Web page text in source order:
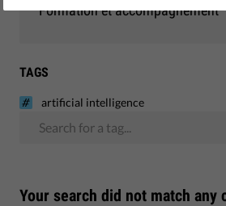
Formation et accompagnement
TAGS
artificial intelligence
Search for a tag...
Your search did not match any